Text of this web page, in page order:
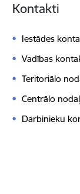
Kontakti
Iestādes
Vadības
Teritoriālo
Centrālo
Darbinieku